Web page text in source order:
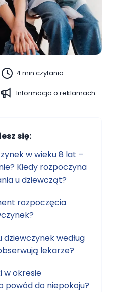
4 min czytania
Informacja o reklamach
się:
w wieku 8 lat –
Kiedy rozpoczyna
u dziewcząt?
rozpoczęcia
według
lekarze?
w okresie
powód do niepokoju?